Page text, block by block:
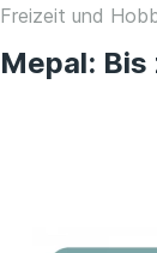
Freizeit und
Mepal: